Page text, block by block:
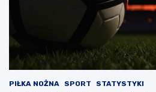
PIŁKA NOŻNA SPORT STATYSTYKI